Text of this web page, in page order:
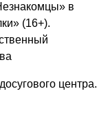
в
(16+).
центра.